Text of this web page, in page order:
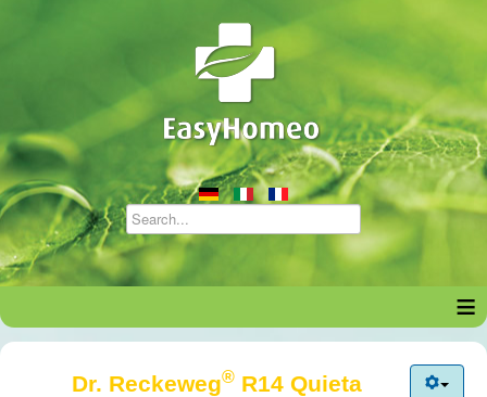
≡
Dr. Reckeweg®R14 Quieta